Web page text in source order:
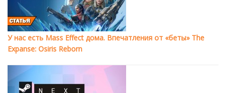
У нас есть Mass Effect дома. Впечатления от «беты» The
Expanse: Osiris Reborn